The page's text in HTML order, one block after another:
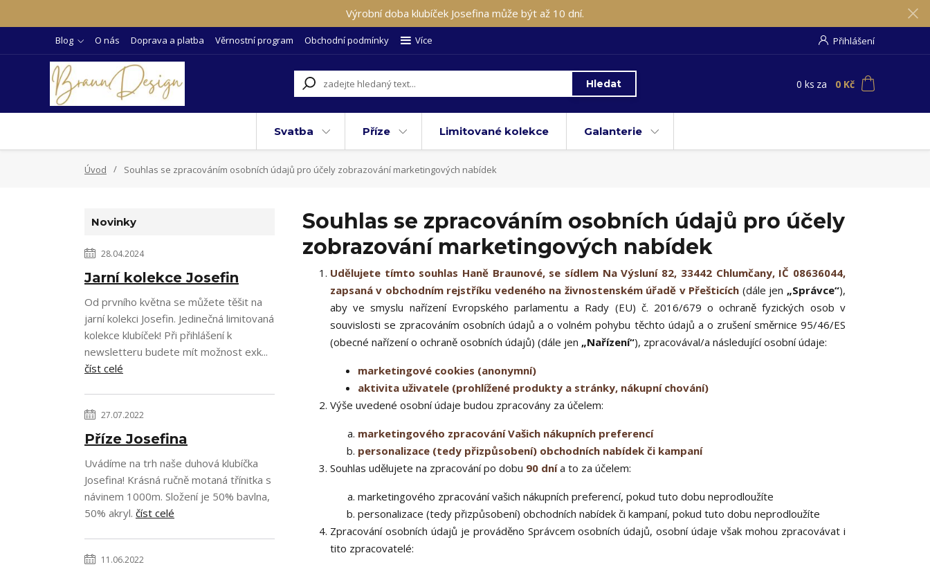
Výrobní doba klubíček Josefina může být až 10 dní.
Blog O nás Doprava a platba Věrnostní program Obchodní podmínky Více Přihlášení
Hledat 0 ks za 0 Kč
Svatba Příze Limitované kolekce Galanterie
Úvod Souhlas se zpracováním osobních údajů pro účely zobrazování marketingových nabídek
Novinky
28.04.2024
Jarní kolekce Josefin
Od prvního května se můžete těšit na
jarní kolekci Josefin. Jedinečná limitovaná
kolekce klubíček! Při přihlášení k
newsletteru budete mít možnost exk...
číst celé
27.07.2022
Příze Josefina
Uvádíme na trh naše duhová klubíčka
Josefina! Krásná ručně motaná třínitka s
návinem 1000m. Složení je 50% bavlna,
50% akryl. číst celé
11.06.2022
Souhlas se zpracováním osobních údajů pro účely
zobrazování marketingových nabídek
Udělujete tímto souhlas Haně Braunové, se sídlem Na Výsluní 82, 33442 Chlumčany, IČ 08636044,
zapsaná v obchodním rejstříku vedeného na živnostenském úřadě v Přešticích (dále jen „Správce“),
aby ve smyslu nařízení Evropského parlamentu a Rady (EU) č. 2016/679 o ochraně fyzických osob v
souvislosti se zpracováním osobních údajů a o volném pohybu těchto údajů a o zrušení směrnice 95/46/ES
(obecné nařízení o ochraně osobních údajů) (dále jen „Nařízení“), zpracovával/a následující osobní údaje:
marketingové cookies (anonymní)
aktivita uživatele (prohlížené produkty a stránky, nákupní chování)
Výše uvedené osobní údaje budou zpracovány za účelem:
marketingového zpracování Vašich nákupních preferencí
personalizace (tedy přizpůsobení) obchodních nabídek či kampaní
Souhlas udělujete na zpracování po dobu 90 dnía to za účelem:
marketingového zpracování vašich nákupních preferencí, pokud tuto dobu neprodloužíte
personalizace (tedy přizpůsobení) obchodních nabídek či kampaní, pokud tuto dobu neprodloužíte
Zpracování osobních údajů je prováděno Správcem osobních údajů, osobní údaje však mohou zpracovávat i
tito zpracovatelé: